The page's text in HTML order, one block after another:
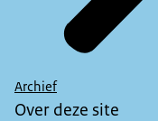
Archief
Over deze site